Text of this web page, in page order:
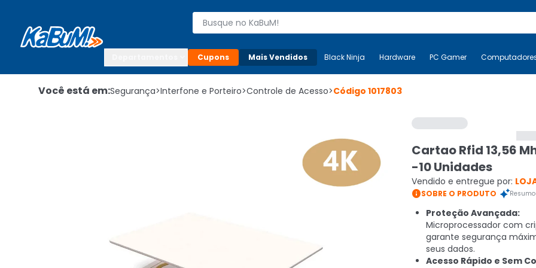
Buscar produtos
Cupons Mais Vendidos Mais-v- Black Ninja Hardware PC Gamer
Black Ninja Hardware PC Gamer
Você está em:Segurança>Interfone e Porteiro>Controle de Acesso>Código 1017803
Cartao Rfid 13,56
-10 Unidades
Vendido e entregue por:
SOBRE O PRODUTO
Proteção Avançada:
Microprocessador com
garante segurança
seus dados.
Acesso Rápido e Sem